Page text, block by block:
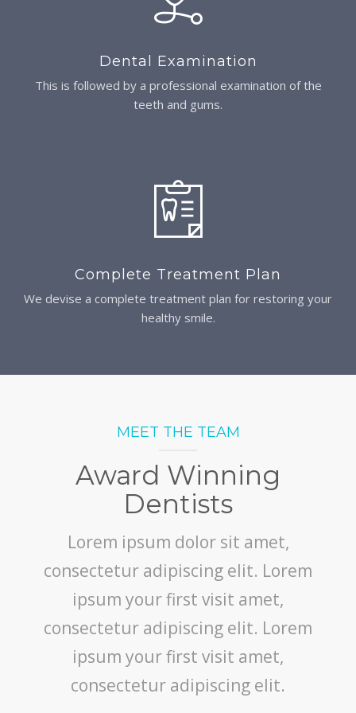
Dental Examination
This is followed by a professional examination of the
teeth and gums.
Complete Treatment Plan
We devise a complete treatment plan for restoring your
healthy smile.
MEET THE TEAM
Award Winning
Dentists
Lorem ipsum dolor sit amet,
consectetur adipiscing elit. Lorem
ipsum your first visit amet,
consectetur adipiscing elit. Lorem
ipsum your first visit amet,
consectetur adipiscing elit.